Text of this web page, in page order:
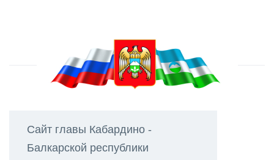
Сайт главы Кабардино -
Балкарской республики